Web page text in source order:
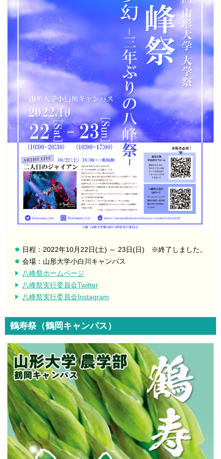
日程：2022年10月22日(土) ～ 23日(日) ※終了しました。
会場：山形大学小白川キャンパス
八峰祭ホームページ
八峰祭実行委員会Twitter
八峰祭実行委員会Instagram
鶴寿祭（鶴岡キャンパス）